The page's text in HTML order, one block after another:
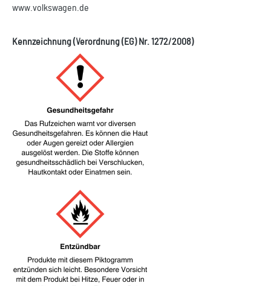
www.volkswagen.de
Kennzeichnung (Verordnung (EG) Nr. 1272/2008)